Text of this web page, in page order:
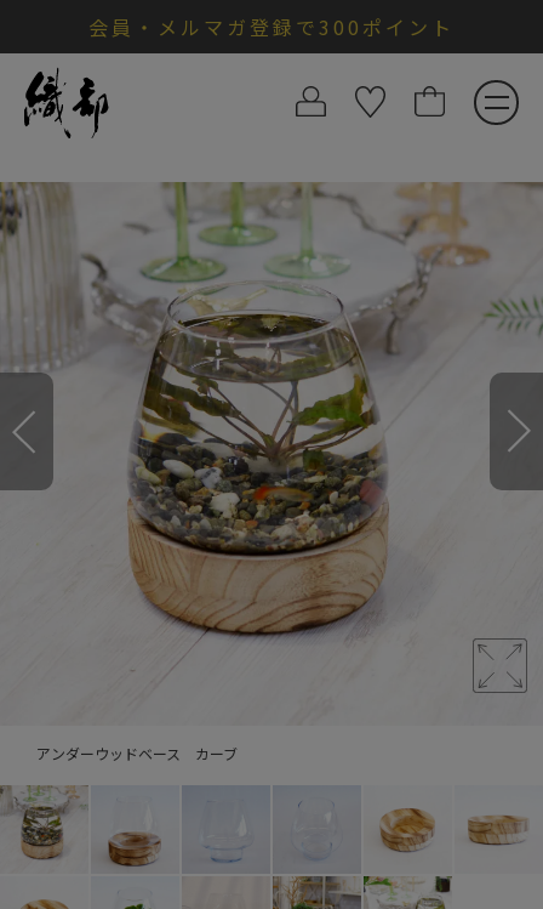
会員・メルマガ登録で300ポイント
アンダーウッドベース カーブ